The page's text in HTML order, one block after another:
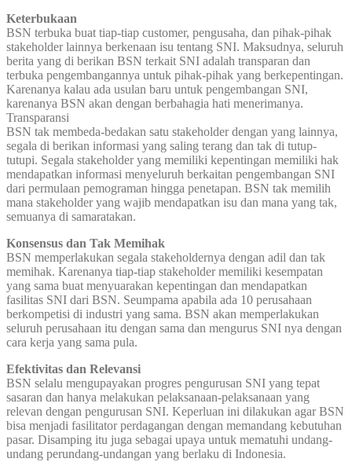
Keterbukaan
BSN terbuka buat tiap-tiap customer, pengusaha, dan pihak-pihak
stakeholder lainnya berkenaan isu tentang SNI. Maksudnya, seluruh
berita yang di berikan BSN terkait SNI adalah transparan dan
terbuka pengembangannya untuk pihak-pihak yang berkepentingan.
Karenanya kalau ada usulan baru untuk pengembangan SNI,
karenanya BSN akan dengan berbahagia hati menerimanya.
Transparansi
BSN tak membeda-bedakan satu stakeholder dengan yang lainnya,
segala di berikan informasi yang saling terang dan tak di tutup-
tutupi. Segala stakeholder yang memiliki kepentingan memiliki hak
mendapatkan informasi menyeluruh berkaitan pengembangan SNI
dari permulaan pemograman hingga penetapan. BSN tak memilih
mana stakeholder yang wajib mendapatkan isu dan mana yang tak,
semuanya di samaratakan.
Konsensus dan Tak Memihak
BSN memperlakukan segala stakeholdernya dengan adil dan tak
memihak. Karenanya tiap-tiap stakeholder memiliki kesempatan
yang sama buat menyuarakan kepentingan dan mendapatkan
fasilitas SNI dari BSN. Seumpama apabila ada 10 perusahaan
berkompetisi di industri yang sama. BSN akan memperlakukan
seluruh perusahaan itu dengan sama dan mengurus SNI nya dengan
cara kerja yang sama pula.
Efektivitas dan Relevansi
BSN selalu mengupayakan progres pengurusan SNI yang tepat
sasaran dan hanya melakukan pelaksanaan-pelaksanaan yang
relevan dengan pengurusan SNI. Keperluan ini dilakukan agar BSN
bisa menjadi fasilitator perdagangan dengan memandang kebutuhan
pasar. Disamping itu juga sebagai upaya untuk mematuhi undang-
undang perundang-undangan yang berlaku di Indonesia.